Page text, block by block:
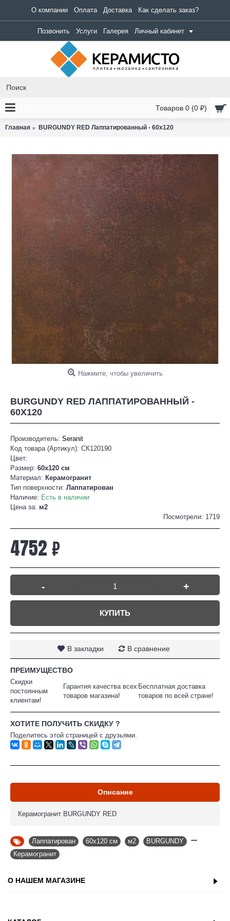
О компании Оплата Доставка Как сделать заказ?
Позвонить Услуги Галерея Личный кабинет
Товаров 0 (0 ₽)
Главная BURGUNDY RED Лаппатированный - 60x120
Нажмите, чтобы увеличить
BURGUNDY RED ЛАППАТИРОВАННЫЙ -
60X120
Производитель: Seranit
Код товара (Артикул): СК120190
Цвет:
Размер: 60х120 см
Материал: Керамогранит
Тип поверхности: Лаппатирован
Наличие: Есть в наличии
Цена за: м2
Посмотрели: 1719
4752 ₽
- +
КУПИТЬ
В закладки В сравнение
ПРЕИМУЩЕСТВО
Скидки
постоянным
клиентам!
Гарантия качества всех
товаров магазина!
Бесплатная доставка
товаров по всей стране!
ХОТИТЕ ПОЛУЧИТЬ СКИДКУ ?
Поделитесь этой страницей с друзьями.
Описание
Керамогранит BURGUNDY RED
Лаппатирован 60х120 см м2 BURGUNDY
Керамогранит
О НАШЕМ МАГАЗИНЕ